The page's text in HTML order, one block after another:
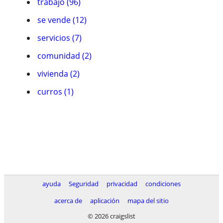
se vende (12)
servicios (7)
comunidad (2)
vivienda (2)
curros (1)
ayuda Seguridad privacidad
condiciones
acerca de
aplicación
mapa del sitio
© 2026 craigslist